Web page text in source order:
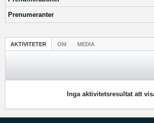
Prenumeranter
AKTIVITETER OM MEDIA
Inga aktivitetsresultat att